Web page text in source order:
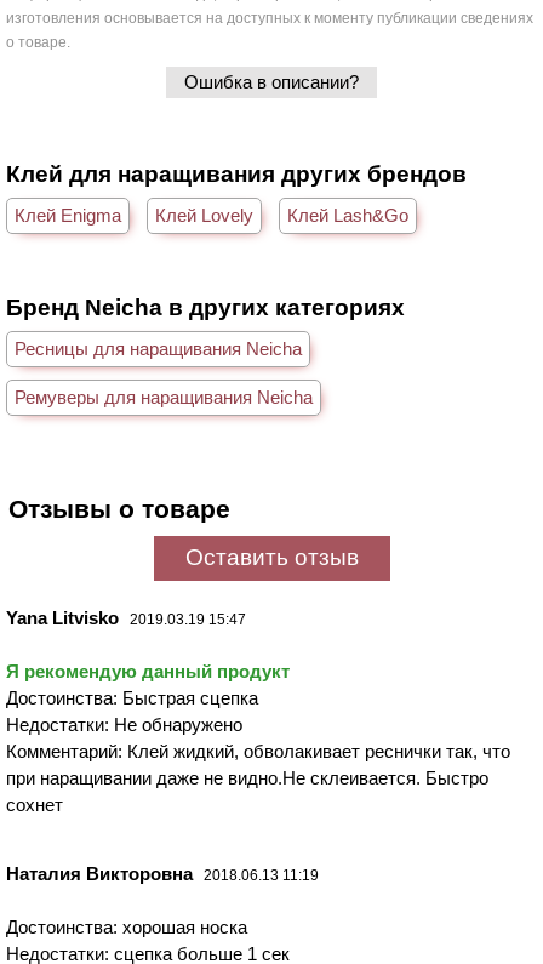
изготовления основывается на доступных к моменту публикации сведениях
о товаре.
Ошибка в описании?
Клей для наращивания других брендов
Клей Enigma Клей Lovely Клей Lash&Go
Бренд Neicha в других категориях
Ресницы для наращивания Neicha
Ремуверы для наращивания Neicha
Отзывы о товаре
Оставить отзыв
Yana Litvisko 2019.03.19 15:47
Я рекомендую данный продукт
Достоинства: Быстрая сцепка
Недостатки: Не обнаружено
Комментарий: Клей жидкий, обволакивает реснички так, что
при наращивании даже не видно.Не склеивается. Быстро
сохнет
Наталия Викторовна 2018.06.13 11:19
Достоинства: хорошая носка
Недостатки: сцепка больше 1 сек